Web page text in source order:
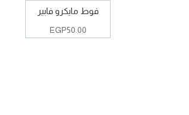
فوط مايكرو فابير
EGP50.00